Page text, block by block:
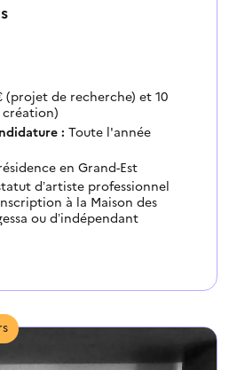
(projet de recherche) et 10
du projet et du
prévisionnel
: Toute l'année
en Grand-Est
d’artiste professionnel
à la Maison des
ou d’indépendant
: 31 octobre de l’année
2022 pour un projet se